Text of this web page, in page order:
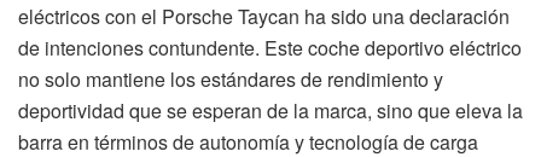
eléctricos con el Porsche Taycan ha sido una declaración
de intenciones contundente. Este coche deportivo eléctrico
no solo mantiene los estándares de rendimiento y
deportividad que se esperan de la marca, sino que eleva la
barra en términos de autonomía y tecnología de carga